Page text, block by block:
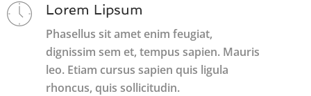
Lorem Lipsum
Phasellus sit amet enim feugiat,
dignissim sem et, tempus sapien. Mauris
leo. Etiam cursus sapien quis ligula
rhoncus, quis sollicitudin.